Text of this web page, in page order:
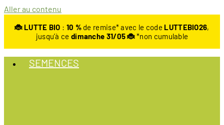
Aller au contenu
🐞 LUTTE BIO : 10 %de remise* avec le code LUTTEBIO26,
jusqu’à ce dimanche 31/05 🐞*non cumulable
SEMENCES